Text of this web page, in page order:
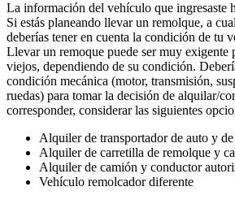
La información del vehículo que ingresaste
Si estás planeando llevar un remolque, a
deberías tener en cuenta la condición de tu
Llevar un remoque puede ser muy exigente
viejos, dependiendo de su condición.
condición mecánica (motor, transmisión,
ruedas) para tomar la decisión de alquilar/
corresponder, considerar las siguientes
Alquiler de transportador de auto y
Alquiler de carretilla de remolque y
Alquiler de camión y conductor
Vehículo remolcador diferente